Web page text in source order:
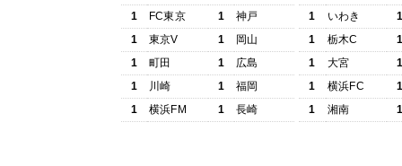
1
FC東京 1
神戸
1
東京V 1
岡山
1
町田 1
広島
1
川崎 1
福岡
1
横浜FM 1 長崎
1
いわき
1
栃木C
1
大宮
1
横浜FC
1
湘南